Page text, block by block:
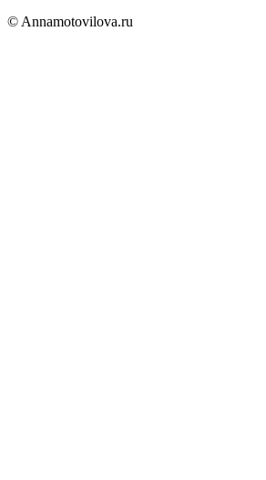
© Annamotovilova.ru